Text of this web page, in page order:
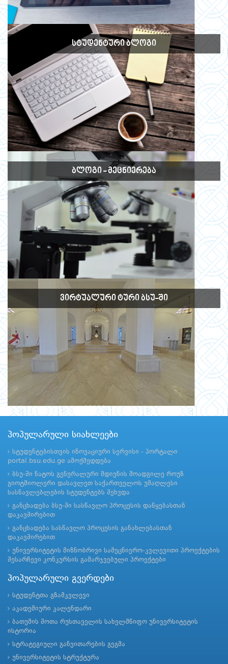
ᲡᲢᲣᲓᲔᲜᲢᲣᲠᲘ ᲑᲚᲝᲒᲘ
ᲑᲚᲝᲒᲘ - ᲛᲔᲪᲜᲘᲔᲠᲔᲑᲐ
ᲕᲘᲠᲢᲣᲐᲚᲣᲠᲘ ᲢᲣᲠᲘ ᲑᲡᲣ-ᲨᲘ
პოპულარული სიახლეები
სტუდენტებისთვის ინოვაციური სერვისი - პორტალი
portal.bsu.edu.ge ამოქმედდება
ბსუ-ში ნატოს გენერალური მდივნის მოადგილე როუზ
გიოტმიოლერი დასავლეთ საქართველოს უმაღლესი
სასწავლებლების სტუდენტებს შეხვდა
განცხადება ბსუ-ში სასწავლო პროცესის დაწყებასთან
დაკავშირებით
განცხადება სასწავლო პროცესის განახლებასთან
დაკავშირებით
უნივერსიტეტის მიზნობრივი სამეცნიერო-კვლევითი პროექტების
შესარჩევი კონკურსის გამარჯვებული პროექტები
პოპულარული გვერდები
სტუდენტთა გზამკვლევი
აკადემიური კალენდარი
ბათუმის შოთა რუსთაველის სახელმწიფო უნივერსიტეტის
ისტორია
სტრატეგიული განვითარების გეგმა
უნივერსიტეტის სტრუქტურა